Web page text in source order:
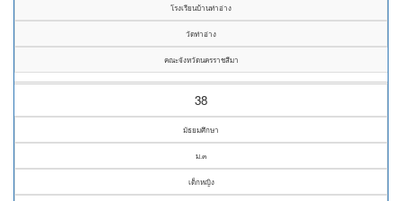
โรงเรียนบ้านท่าอ่าง
วัดท่าอ่าง
คณะจังหวัดนครราชสีมา
38
มัธยมศึกษา
ม.๓
เด็กหญิง